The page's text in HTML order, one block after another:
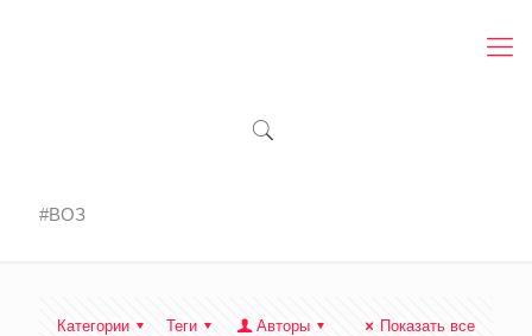
#ВОЗ
Категории Теги Авторы Показать все